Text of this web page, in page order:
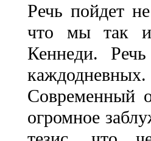
Речь пойдет
что мы так и
Кеннеди.
каждодневных.
Современный
огромное